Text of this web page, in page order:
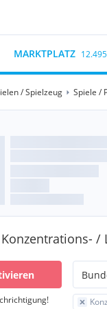
MARKTPLATZ
/ Spielzeug Spiele /
/